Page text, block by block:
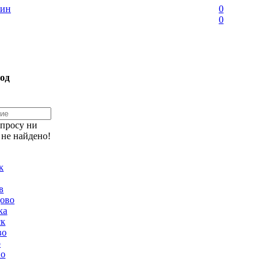
0
0
ни
найдено!